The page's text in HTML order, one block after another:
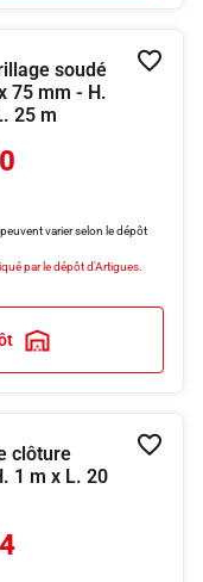
soudé
75 mm - H.
25 m
varier selon le dépôt
par le dépôt d'Artigues.
clôture
1 m x L. 20